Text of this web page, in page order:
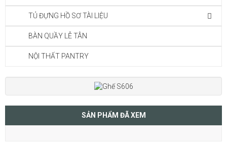
TỦ ĐỰNG HỒ SƠ TÀI LIỆU
BÀN QUẦY LỄ TÂN
NỘI THẤT PANTRY
SẢN PHẨM ĐÃ XEM